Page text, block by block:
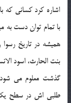
اشاره كرد كساني كه
با تمام توان دست به
هميشه در تاريخ
گذشت معلوم مي
طلبي اش در سطح يك